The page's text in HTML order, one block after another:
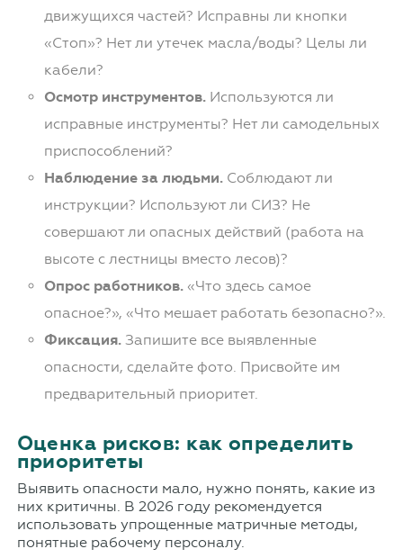
движущихся частей? Исправны ли кнопки
«Стоп»? Нет ли утечек масла/воды? Целы ли
кабели?
Осмотр инструментов.Используются ли
исправные инструменты? Нет ли самодельных
приспособлений?
Наблюдение за людьми.Соблюдают ли
инструкции? Используют ли СИЗ? Не
совершают ли опасных действий (работа на
высоте с лестницы вместо лесов)?
Опрос работников.«Что здесь самое
опасное?», «Что мешает работать безопасно?».
Фиксация.Запишите все выявленные
опасности, сделайте фото. Присвойте им
предварительный приоритет.
Оценка рисков: как определить
приоритеты
Выявить опасности мало, нужно понять, какие из
них критичны. В 2026 году рекомендуется
использовать упрощенные матричные методы,
понятные рабочему персоналу.